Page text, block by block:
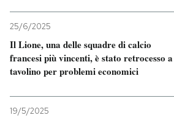
25/6/2025
Il Lione, una delle squadre di calcio
francesi più vincenti, è stato retrocesso a
tavolino per problemi economici
19/5/2025